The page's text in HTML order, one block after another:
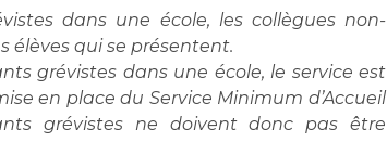
dans une école, les collègues non-
élèves qui se présentent.
grévistes dans une école, le service est
en place du Service Minimum d’Accueil
grévistes ne doivent donc pas être